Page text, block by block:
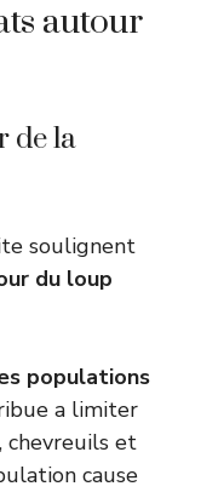
autour
de la
soulignent
du loup
populations
a limiter
chevreuils et
cause